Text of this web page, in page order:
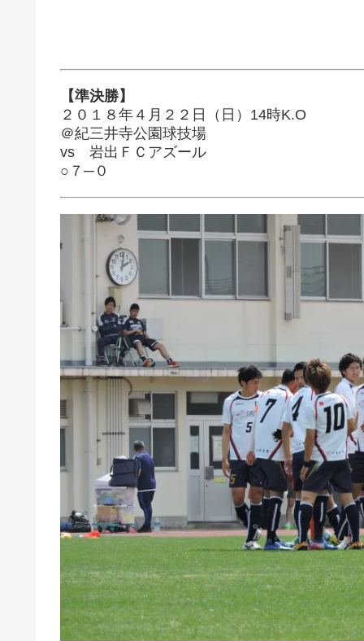
【準決勝】
２０１８年４月２２日（日）14時K.O
＠紀三井寺公園球技場
vs 岩出ＦＣアズール
○７─０